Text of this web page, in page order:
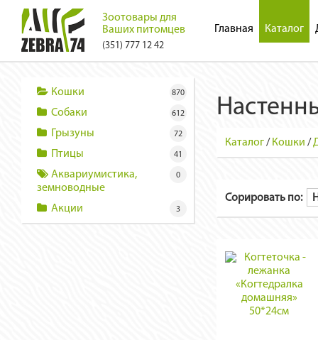
Зоотовары для
Ваших питомцев
(351) 777 12 42
Главная Каталог
Кошки 870
Собаки 612
Грызуны 72
Птицы 41
Аквариумистика,
земноводные
0
Акции 3
Каталог/ Кошки /
Сорировать по: